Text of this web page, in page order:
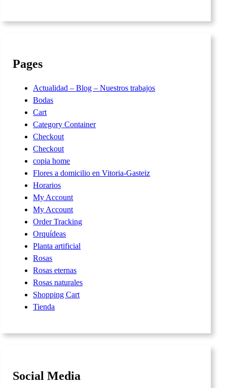
Pages
Actualidad – Blog – Nuestros trabajos
Bodas
Cart
Category Container
Checkout
Checkout
copia home
Flores a domicilio en Vitoria-Gasteiz
Horarios
My Account
My Account
Order Tracking
Orquídeas
Planta artificial
Rosas
Rosas eternas
Rosas naturales
Shopping Cart
Tienda
Social Media